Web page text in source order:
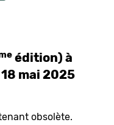
édition) à
mai 2025
obsolète.